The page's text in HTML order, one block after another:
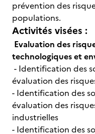
prévention des
populations.
Activités visées :
Evaluation des
technologiques et
- Identification des
évaluation des
- Identification des
évaluation des
industrielles
- Identification des